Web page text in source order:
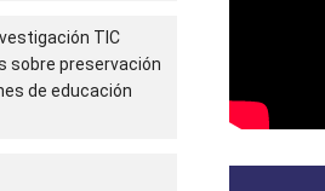
TIC
sobre preservación
de educación